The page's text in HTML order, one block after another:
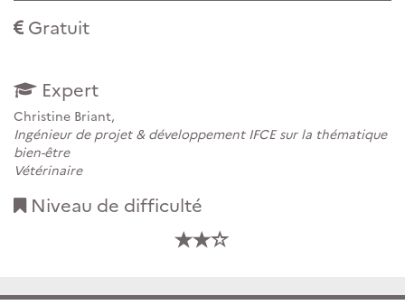
Gratuit
Expert
Christine Briant,
Ingénieur de projet & développement IFCE sur la thématique
bien-être
Vétérinaire
Niveau de difficulté